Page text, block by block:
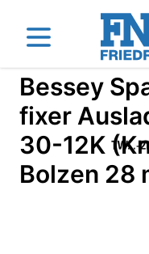
Direkt zum Inhalt
Das
Bessey
fixer
30-12K
Bolzen 28